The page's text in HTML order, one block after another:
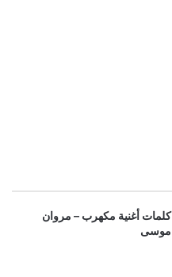
كلمات أغنية مكهرب – مروان
موسى